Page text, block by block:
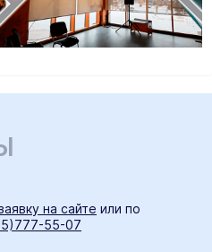
на сайте или по
55-07